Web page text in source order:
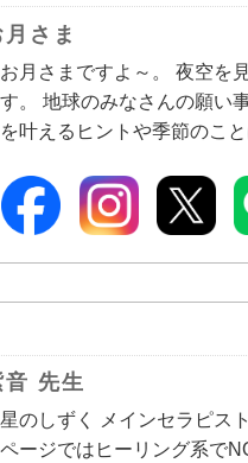
月さま
お月さまですよ～。 夜空を
す。 地球のみなさんの願い
を叶えるヒントや季節のこ
音 先生
星のしずく メインセラピス
ページではヒーリング系で